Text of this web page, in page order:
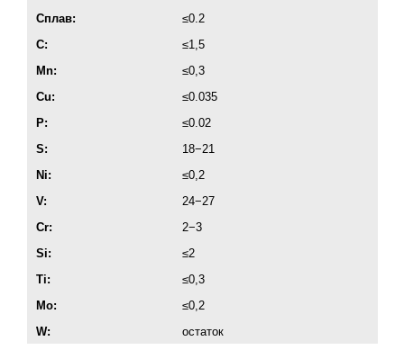
Сплав:
≤0.2
С:
≤1,5
Mn:
≤0,3
Cu:
≤0.035
P:
≤0.02
S:
18−21
Ni:
≤0,2
V:
24−27
Cr:
2−3
Si:
≤2
Ti:
≤0,3
Mo:
≤0,2
W:
остаток